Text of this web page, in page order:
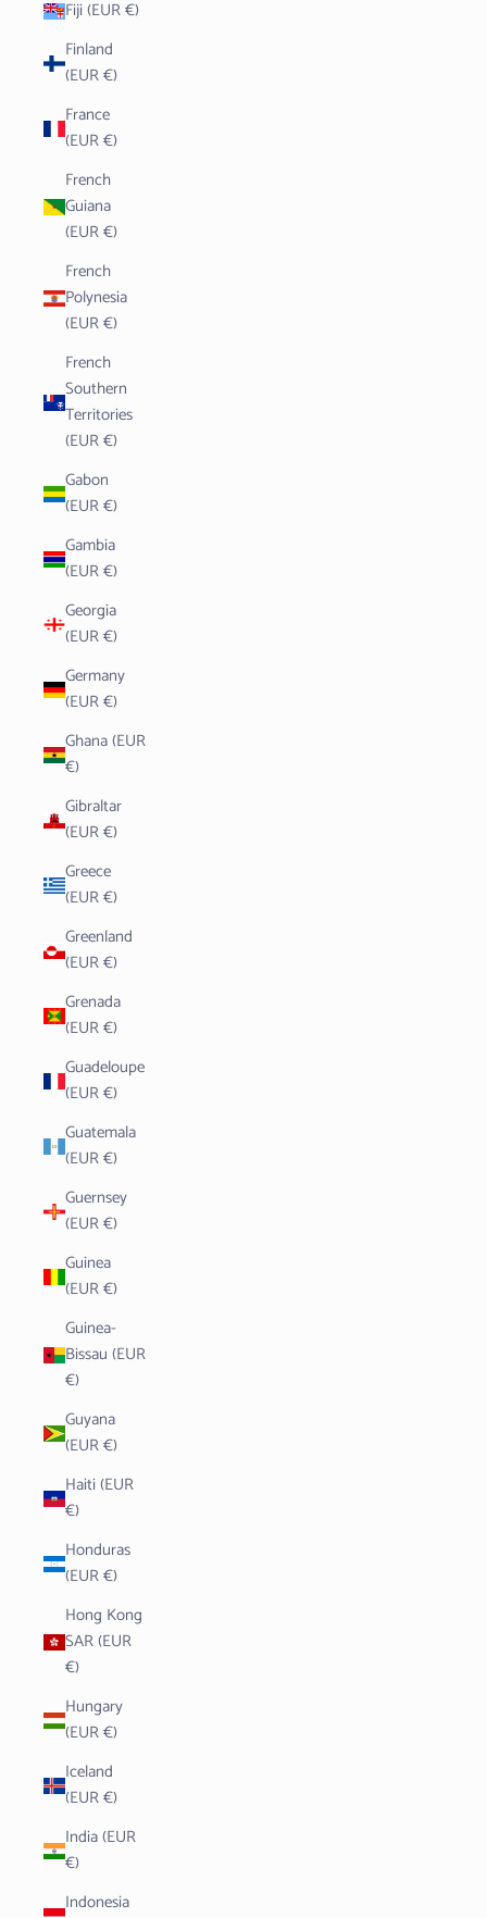
Fiji (EUR €)
Finland
(EUR €)
France
(EUR €)
French
Guiana
(EUR €)
French
Polynesia
(EUR €)
French
Southern
Territories
(EUR €)
Gabon
(EUR €)
Gambia
(EUR €)
Georgia
(EUR €)
Germany
(EUR €)
Ghana (EUR
€)
Gibraltar
(EUR €)
Greece
(EUR €)
Greenland
(EUR €)
Grenada
(EUR €)
Guadeloupe
(EUR €)
Guatemala
(EUR €)
Guernsey
(EUR €)
Guinea
(EUR €)
Guinea-
Bissau (EUR
€)
Guyana
(EUR €)
Haiti (EUR
€)
Honduras
(EUR €)
Hong Kong
SAR (EUR
€)
Hungary
(EUR €)
Iceland
(EUR €)
India (EUR
€)
Indonesia